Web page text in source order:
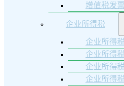
增值税发票
企业所得税
企业所得
企业所得
企业所得
企业所得